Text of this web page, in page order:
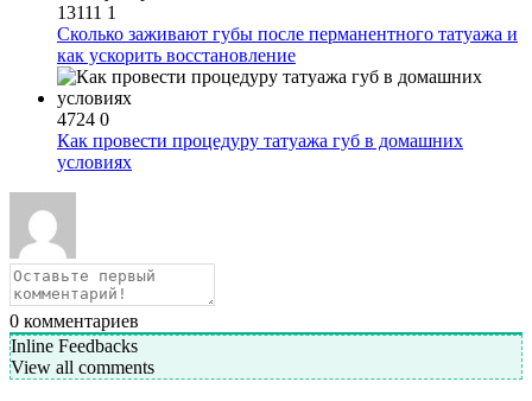
13111 1
Сколько заживают губы после перманентного татуажа и
как ускорить восстановление
4724 0
Как провести процедуру татуажа губ в домашних
условиях
0 комментариев
Inline Feedbacks
View all comments